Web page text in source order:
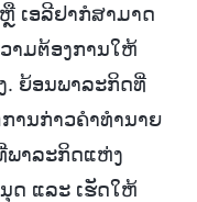
ເອລີຢາກໍສາມາດ
າມຕ້ອງການໃຫ້
. ຍ້ອນພາລະກິດທີ່
ານກ່າວຄຳທຳນາຍ
ພາລະກິດແຫ່ງ
ດ ແລະ ເຮັດໃຫ້